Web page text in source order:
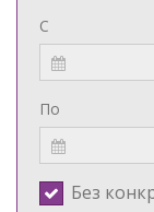
С
По
Без